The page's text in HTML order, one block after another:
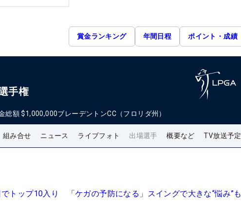
賞金ランキング 年間日程 ポイント・成績
手権
総額 $1,000,000ブレーデントンCC（フロリダ州）
組み合せ ニュース ライブフォト 出場選手 概要など TV放送予定
トップ10入り 「ケガの予防になる」スイングで大きな“悩み”も